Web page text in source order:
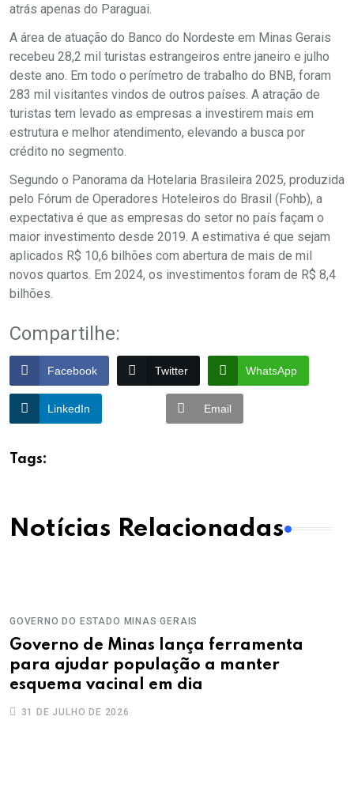
atrás apenas do Paraguai.
A área de atuação do Banco do Nordeste em Minas Gerais
recebeu 28,2 mil turistas estrangeiros entre janeiro e julho
deste ano. Em todo o perímetro de trabalho do BNB, foram
283 mil visitantes vindos de outros países. A atração de
turistas tem levado as empresas a investirem mais em
estrutura e melhor atendimento, elevando a busca por
crédito no segmento.
Segundo o Panorama da Hotelaria Brasileira 2025, produzida
pelo Fórum de Operadores Hoteleiros do Brasil (Fohb), a
expectativa é que as empresas do setor no país façam o
maior investimento desde 2019. A estimativa é que sejam
aplicados R$ 10,6 bilhões com abertura de mais de mil
novos quartos. Em 2024, os investimentos foram de R$ 8,4
bilhões.
Compartilhe:
Facebook Twitter WhatsApp
LinkedIn Email
Tags:
Notícias Relacionadas
GOVERNO DO ESTADO MINAS GERAIS
Governo de Minas lança ferramenta
para ajudar população a manter
esquema vacinal em dia
31 DE JULHO DE 2026